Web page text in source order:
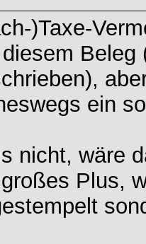
)Taxe-
Beleg
ein
nicht, wäre
Plus,